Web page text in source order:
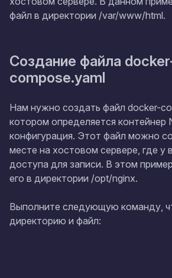
файл в директории /var/www/html.
Создание файла
compose.yaml
Нам нужно создать файл docker-
котором определяется контейнер
конфигурация. Этот файл можно
месте на хостовом сервере, где у
доступа для записи. В этом
его в директории /opt/nginx.
Выполните следующую команду,
директорию и файл: